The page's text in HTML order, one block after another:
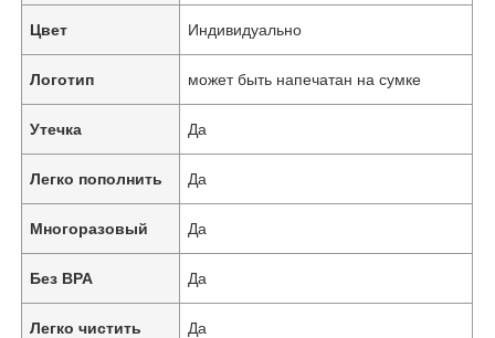
Цвет Индивидуально
Логотип может быть напечатан на сумке
Утечка Да
Легко пополнить Да
Многоразовый Да
Без BPA Да
Легко чистить Да